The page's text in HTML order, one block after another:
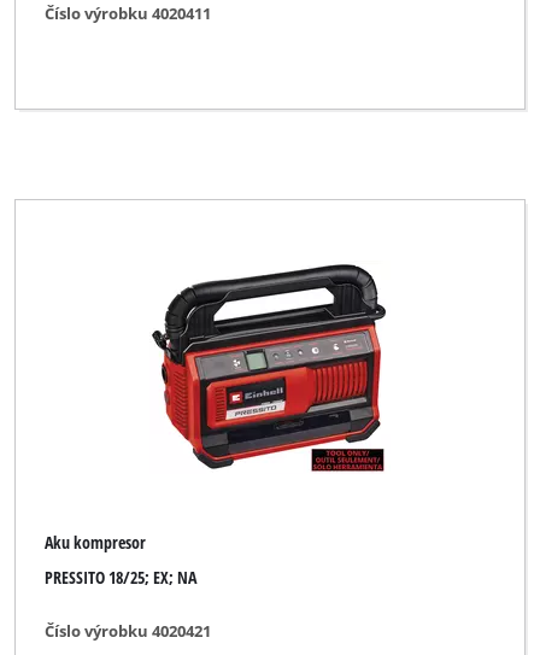
Číslo výrobku 4020411
Aku kompresor
PRESSITO 18/25; EX; NA
Číslo výrobku 4020421